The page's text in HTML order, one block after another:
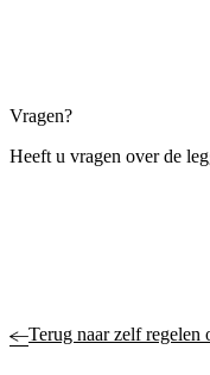
Vragen?
Heeft u vragen over de
Terug naar zelf regelen